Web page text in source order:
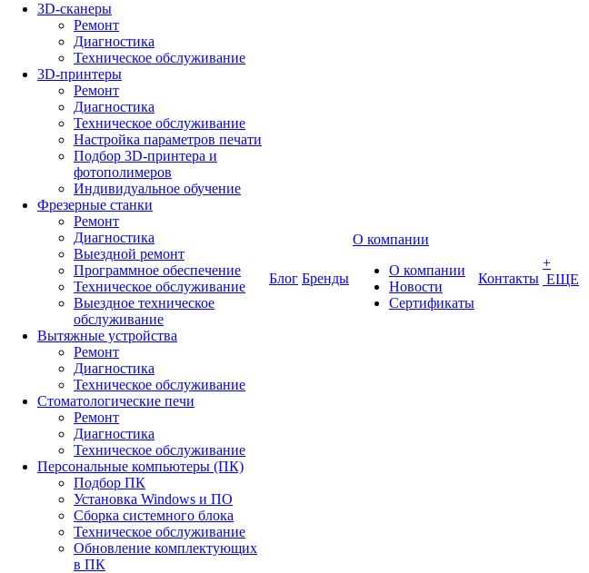
3D-сканеры
Ремонт
Диагностика
Техническое обслуживание
3D-принтеры
Ремонт
Диагностика
Техническое обслуживание
Настройка параметров печати
Подбор 3D-принтера и
фотополимеров
Индивидуальное обучение
Фрезерные станки
Ремонт
Диагностика
Выездной ремонт
Программное обеспечение
Техническое обслуживание
Выездное техническое
обслуживание
Вытяжные устройства
Ремонт
Диагностика
Техническое обслуживание
Стоматологические печи
Ремонт
Диагностика
Техническое обслуживание
Персональные компьютеры (ПК)
Подбор ПК
Установка Windows и ПО
Сборка системного блока
Техническое обслуживание
Обновление комплектующих
в ПК
Блог Бренды
О компании
О компании
Новости
Сертификаты
Контакты
+
ЕЩЕ